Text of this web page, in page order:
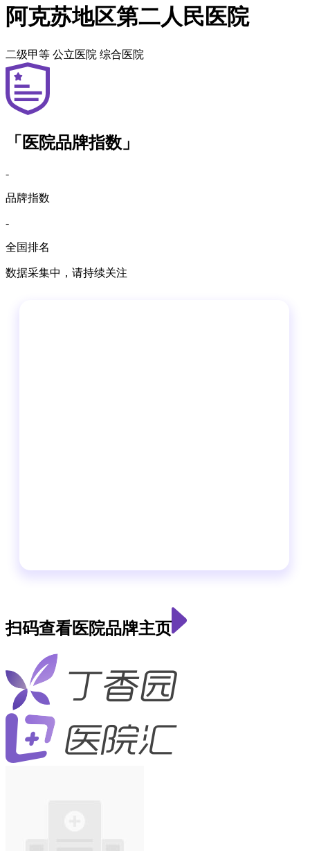
阿克苏地区第二人民医院
二级甲等 公立医院 综合医院
「医院品牌指数」
-
品牌指数
-
全国排名
数据采集中，请持续关注
扫码查看医院品牌主页